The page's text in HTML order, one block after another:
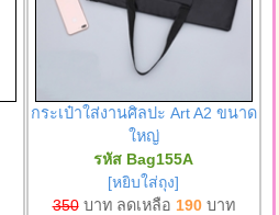
กระเป๋าใส่งานศิลปะ Art A2 ขนาด
ใหญ่
รหัส Bag155A
[หยิบใส่ถุง]
350บาท ลดเหลือ 190บาท